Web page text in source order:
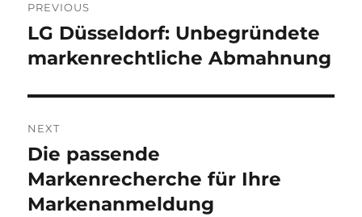
navigation
PREVIOUS
Previous
post:
LG Düsseldorf: Unbegründete
markenrechtliche Abmahnung
NEXT
Next
post:
Die passende
Markenrecherche für Ihre
Markenanmeldung